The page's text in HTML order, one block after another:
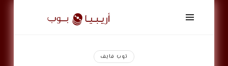
أريبيا
بوب
ArabiaPopتوب فايف